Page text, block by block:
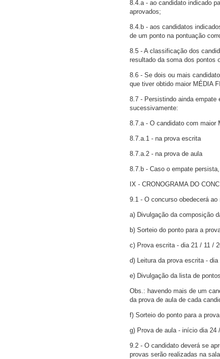
8.4.a - ao candidato indicado
aprovados;
8.4.b - aos candidatos
de um ponto na pontuação
8.5 - A classificação dos
resultado da soma dos pontos
8.6 - Se dois ou mais
que tiver obtido maior MÉDIA
8.7 - Persistindo ainda
sucessivamente:
8.7.a - O candidato com maior
8.7.a.1 - na prova escrita
8.7.a.2 - na prova de aula
8.7.b - Caso o empate
IX - CRONOGRAMA DO
9.1 - O concurso obedecerá
a) Divulgação da composição
b) Sorteio do ponto para a
c) Prova escrita - dia 21 / 11 /
d) Leitura da prova escrita -
e) Divulgação da lista de
Obs.: havendo mais de um
da prova de aula de cada
f) Sorteio do ponto para a
g) Prova de aula - início dia 24
9.2 - O candidato deverá se
provas serão realizadas na